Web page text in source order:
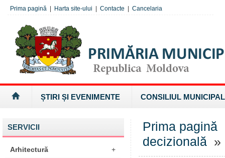
Prima pagină Harta site-ului Contacte Cancelaria
ȘTIRI ȘI EVENIMENTE CONSILIUL MUNICIPAL
SERVICII
Arhitectură +
Prima pagină
decizională »